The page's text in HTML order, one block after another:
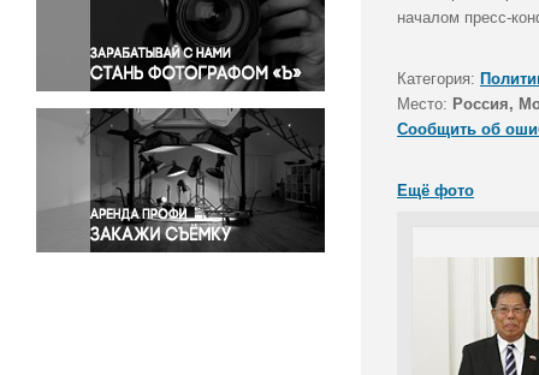
Правосудие
Происшествия и конфликты
Религия
Светская жизнь
Спорт
Экология
Экономика и бизнес
началом пресс-
Категория:
Место: Россия,
Сообщить об
Ещё фото